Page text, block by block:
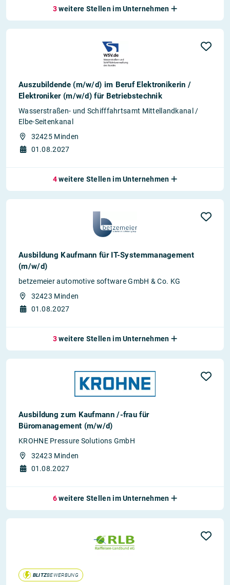
3weitere Stellen im Unternehmen
Auszubildende (m/w/d) im Beruf Elektronikerin /
Elektroniker (m/w/d) für Betriebstechnik
Wasserstraßen- und Schifffahrtsamt Mittellandkanal /
Elbe-Seitenkanal
32425 Minden
01.08.2027
4weitere Stellen im Unternehmen
Ausbildung Kaufmann für IT-Systemmanagement
(m/w/d)
betzemeier automotive software GmbH & Co. KG
32423 Minden
01.08.2027
3weitere Stellen im Unternehmen
Ausbildung zum Kaufmann /-frau für
Büromanagement (m/w/d)
KROHNE Pressure Solutions GmbH
32423 Minden
01.08.2027
6weitere Stellen im Unternehmen
BLITZBEWERBUNG